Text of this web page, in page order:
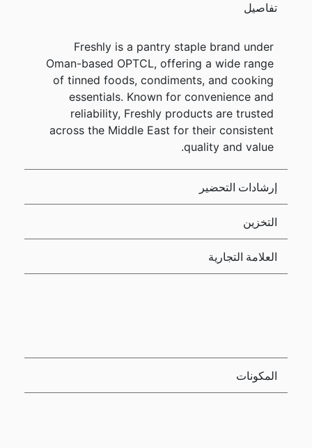
تفاصيل
Freshly is a pantry staple brand under
Oman-based OPTCL, offering a wide range
of tinned foods, condiments, and cooking
essentials. Known for convenience and
reliability, Freshly products are trusted
across the Middle East for their consistent
quality and value.
إرشادات التحضير
التخزين
العلامة التجارية
المكونات